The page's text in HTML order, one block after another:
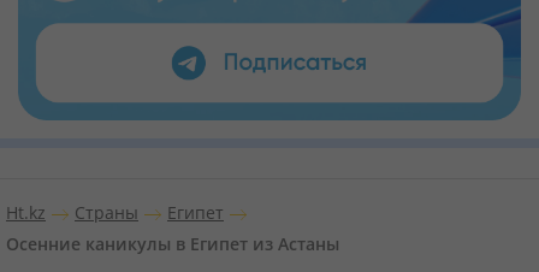
Ht.kz Страны
Египет
Осенние каникулы в Египет из Астаны